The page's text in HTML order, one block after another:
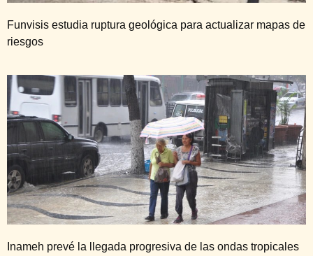
Funvisis estudia ruptura geológica para actualizar mapas de
riesgos
Inameh prevé la llegada progresiva de las ondas tropicales